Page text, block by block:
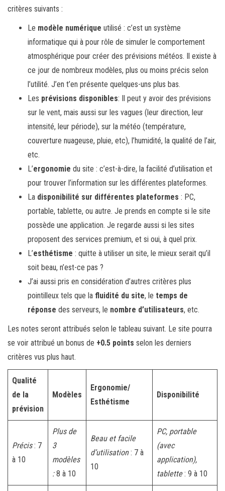
critères suivants :
Le modèle numérique utilisé : c’est un système
informatique qui à pour rôle de simuler le comportement
atmosphérique pour créer des prévisions météos. Il existe à
ce jour de nombreux modèles, plus ou moins précis selon
l’utilité. J’en t’en présente quelques-uns plus bas.
Les prévisions disponibles: Il peut y avoir des prévisions
sur le vent, mais aussi sur les vagues (leur direction, leur
intensité, leur période), sur la météo (température,
couverture nuageuse, pluie, etc), l’humidité, la qualité de l’air,
etc.
L’ergonomie du site : c’est-à-dire, la facilité d’utilisation et
pour trouver l’information sur les différentes plateformes.
La disponibilité sur différentes plateformes : PC,
portable, tablette, ou autre. Je prends en compte si le site
possède une application. Je regarde aussi si les sites
proposent des services premium, et si oui, à quel prix.
L’esthétisme : quitte à utiliser un site, le mieux serait qu’il
soit beau, n’est-ce pas ?
J’ai aussi pris en considération d’autres critères plus
pointilleux tels que la fluidité du site, le temps de
réponse des serveurs, le nombre d’utilisateurs, etc.
Les notes seront attribués selon le tableau suivant. Le site pourra
se voir attribué un bonus de +0.5 points selon les derniers
critères vus plus haut.
Qualité
de la
prévision
Modèles
Ergonomie/
Esthétisme
Disponibilité
Précis: 7
à 10
Plus de
3
modèles
:8 à 10
Beau et facile
d’utilisation: 7 à
10
PC, portable
(avec
application),
tablette: 9 à 10